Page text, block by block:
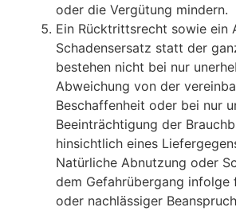
oder die Vergütung mindern.
Ein Rücktrittsrecht sowie ein
Schadensersatz statt der
bestehen nicht bei nur
Abweichung von der
Beschaffenheit oder bei nur
Beeinträchtigung der
hinsichtlich eines
Natürliche Abnutzung oder
dem Gefahrübergang infolge
oder nachlässiger